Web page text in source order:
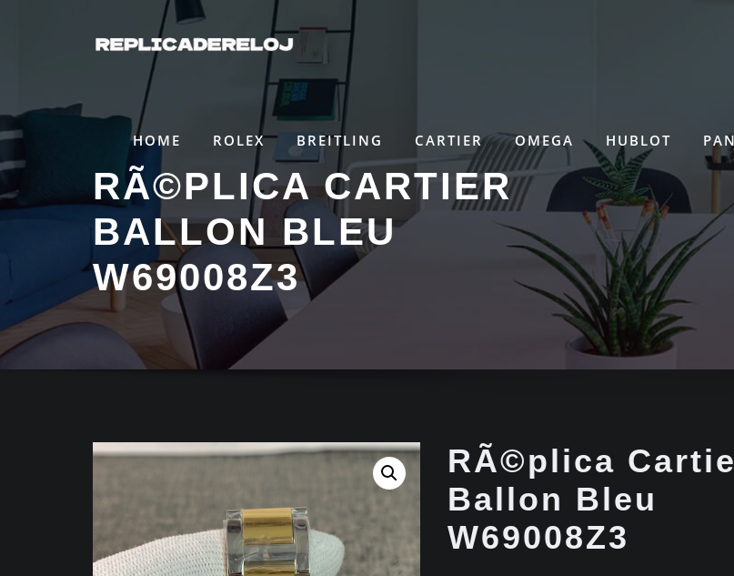
HOME ROLEX BREITLING CARTIER OMEGA HUBLOT
RÃ©PLICA CARTIER
BALLON BLEU
W69008Z3
RÃ©plica
Ballon Bleu
W69008Z3